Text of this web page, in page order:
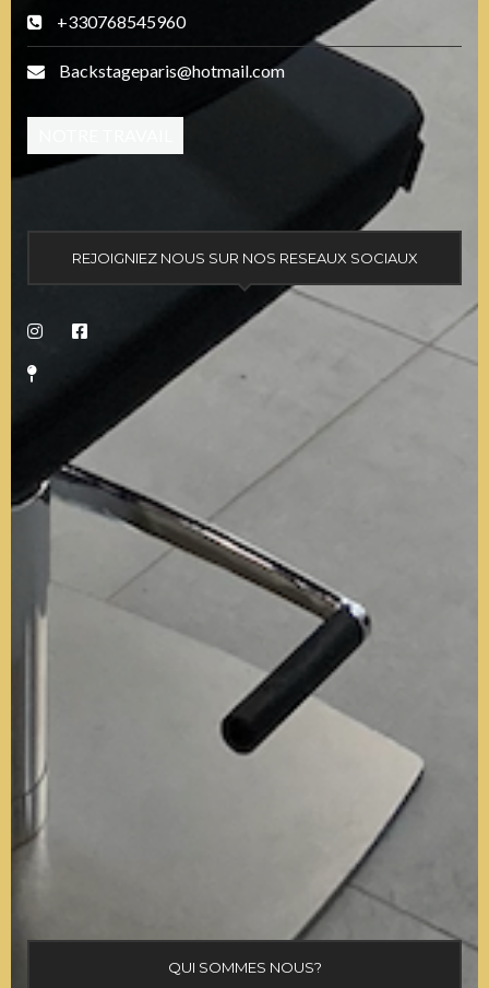
+330768545960
Backstageparis@hotmail.com
REJOIGNIEZ NOUS SUR NOS RESEAUX SOCIAUX
QUI SOMMES NOUS?